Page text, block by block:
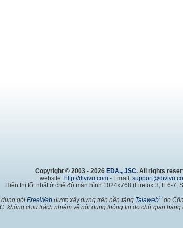
Copyright © 2003 - 2026 EDA., JSC. All rights
website: http://divivu.com- Email:
Hiển thị tốt nhất ở chế độ màn hình 1024x768 (Firefox 3, IE6-7,
dụng gói FreeWeb được xây dựng trên nền tảng Talaweb©do
không chịu trách nhiệm về nội dung thông tin do chủ gian hàng